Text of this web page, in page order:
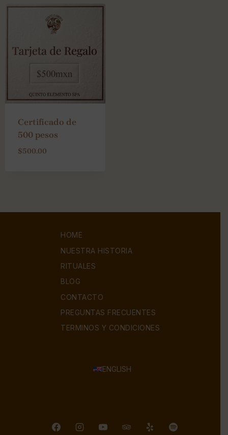
Certificado de
500 pesos
$500.00
HOME
NUESTRA HISTORIA
RITUALES
BLOG
CONTACTO
PREGUNTAS FRECUENTES
TERMINOS Y CONDICIONES
ENGLISH